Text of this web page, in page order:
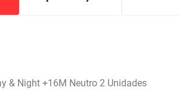
& Night +16M Neutro 2 Unidades